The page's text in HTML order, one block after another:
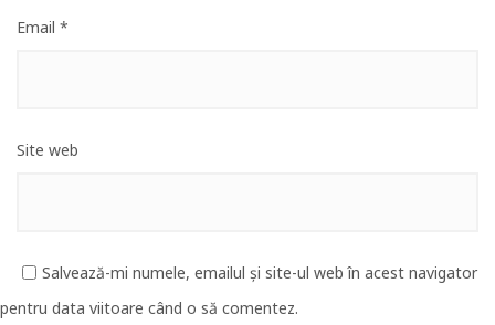
Email *
Site web
Salvează-mi numele, emailul și site-ul web în acest navigator
pentru data viitoare când o să comentez.